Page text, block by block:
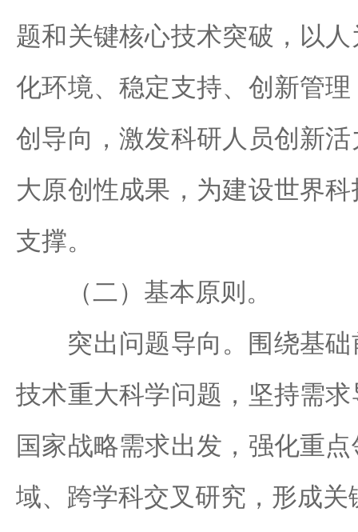
题和关键核心技术突破，以
化环境、稳定支持、创新管
创导向，激发科研人员创新
大原创性成果，为建设世界
支撑。
（二）基本原则。
突出问题导向。围绕基础
技术重大科学问题，坚持需
国家战略需求出发，强化重
域、跨学科交叉研究，形成